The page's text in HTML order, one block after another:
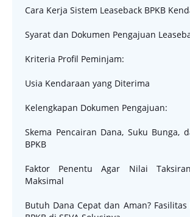
Cara Kerja Sistem Leaseback BPKB
Syarat dan Dokumen Pengajuan
Kriteria Profil Peminjam:
Usia Kendaraan yang Diterima
Kelengkapan Dokumen Pengajuan:
Skema Pencairan Dana, Suku Bunga,
BPKB
Faktor Penentu Agar Nilai
Maksimal
Butuh Dana Cepat dan Aman? Fasilitas